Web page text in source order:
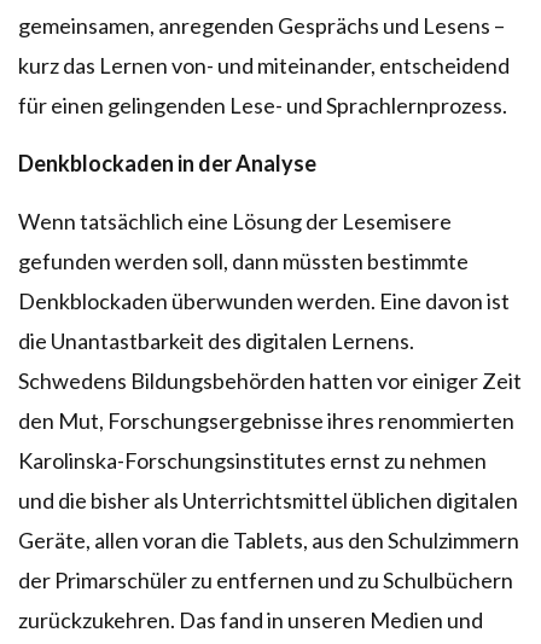
gemeinsamen, anregenden Gesprächs und Lesens –
kurz das Lernen von- und miteinander, entscheidend
für einen gelingenden Lese- und Sprachlernprozess.
Denkblockaden in der Analyse
Wenn tatsächlich eine Lösung der Lesemisere
gefunden werden soll, dann müssten bestimmte
Denkblockaden überwunden werden. Eine davon ist
die Unantastbarkeit des digitalen Lernens.
Schwedens Bildungsbehörden hatten vor einiger Zeit
den Mut, Forschungsergebnisse ihres renommierten
Karolinska-Forschungsinstitutes ernst zu nehmen
und die bisher als Unterrichtsmittel üblichen digitalen
Geräte, allen voran die Tablets, aus den Schulzimmern
der Primarschüler zu entfernen und zu Schulbüchern
zurückzukehren. Das fand in unseren Medien und